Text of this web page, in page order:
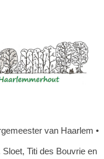
van Haarlem •
Titi des Bouvrie en